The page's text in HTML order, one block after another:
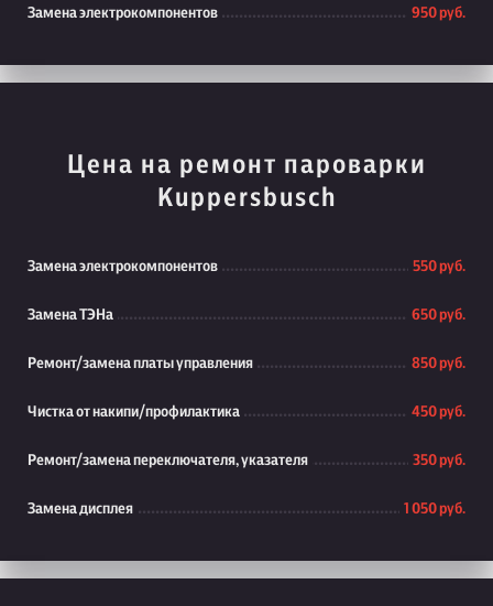
Замена электрокомпонентов 950 руб.
Цена на ремонт пароварки
Kuppersbusch
Замена электрокомпонентов 550 руб.
Замена ТЭНа 650 руб.
Ремонт/замена платы управления 850 руб.
Чистка от накипи/профилактика 450 руб.
Ремонт/замена переключателя, указателя 350 руб.
Замена дисплея 1 050 руб.